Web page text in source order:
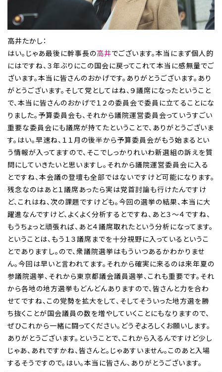
高井たかし：
はい。じゃあ最後に幹事長の高井でございます。本当にまず個人的
にはですね、３年ぶりにこの国会に戻ってこれて本当に感無量でご
ざいます。本当に皆さんのおかげです。ありがとうございます。あり
がとうございます。そして党としてはね、９議席になったということ
で、本当に皆さんのおかげで１２の委員会で委員に立てることにな
りました。予算委員会も、それから議院運営委員会っていうすごい
重要な委員会にも議席が持てたということで、ありがとうございま
す。はい。早速ね、１１月の後半から予算委員会がもう始まるとい
う情報が入ってますので、そこでしっかりれいわ新選組の訴えを質
問にしていきたいと思いますし。それから議院運営委員会に入る
とですね、本会議の登壇も全部ではないですけど可能になります。
残念なのはあと１議席あったら実は党首討論も行けたんですけ
ど、これはね、次の課題ですけども。今回の選挙の結果、本当に大
躍進なんですけど、よくよく分析するとですね、あと３〜４ですね、
もうちょっと頑張れば、あと４議席取れたという分析になってます。
ということは、もう１３議席までを十分視野に入っているというこ
とでありますし。ので、衆議院選挙はもういつあるかわかりませ
ん。今回は早いと言われてます。それから確実に来るのは来年夏の
参議院選挙、それから東京都議会議員選挙、これも重要です。それ
から各地の地方選挙もどんどんありますので、皆さんと力を合わ
せてですね、この党勢を拡大をして、そしてそういった地方選を勝
ち抜くことが国会議員の数を増やしていくことにもなりますので、
ぜひこれから一緒に闘ってください。どうぞよろしくお願いします。
ありがとうございます。ということで、これから入るんですけど少し
じゃあ、あれですかね、皆さんと。じゃあすいません。このあと入場
するそうですので。はい。本当に皆さん、ありがとうございます。